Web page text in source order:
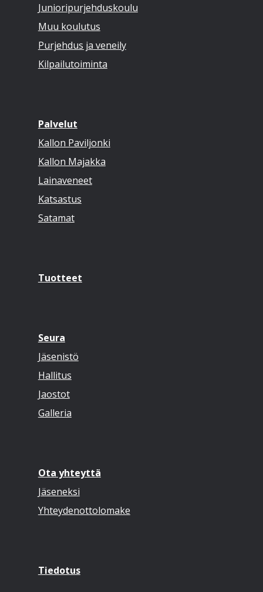
Junioripurjehduskoulu
Muu koulutus
Purjehdus ja veneily
Kilpailutoiminta
Palvelut
Kallon Paviljonki
Kallon Majakka
Lainaveneet
Katsastus
Satamat
Tuotteet
Seura
Jäsenistö
Hallitus
Jaostot
Galleria
Ota yhteyttä
Jäseneksi
Yhteydenottolomake
Tiedotus